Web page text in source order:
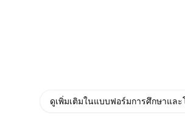
ดูเพิ่มเติมในแบบฟอร์มการศึกษาและ